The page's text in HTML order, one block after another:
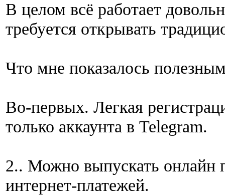
В целом всё работает
требуется открывать
Что мне показалось
Во-первых. Легкая
только аккаунта в Telegram.
2.. Можно выпускать онлайн
интернет-платежей.